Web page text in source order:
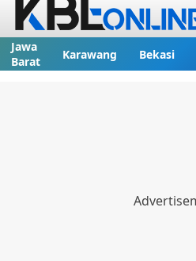
Jawa
Barat
Karawang Bekasi